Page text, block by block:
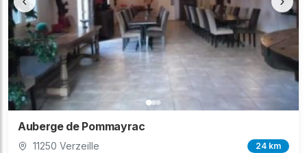
Auberge de Pommayrac
11250 Verzeille 24 km